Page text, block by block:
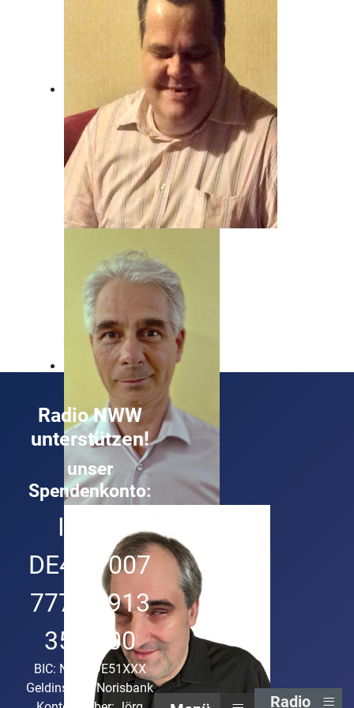
Unser Mann, wenn's um Rock geht!
Technik und Musik ist sein Ding
Radio NWW
unterstützen!
unser
Spendenkonto:
IBAN:
DE49 1007
7777 0913
3513 00
BIC: NORSDE51XXX
Geldinstitut: Norisbank
Radio
≡